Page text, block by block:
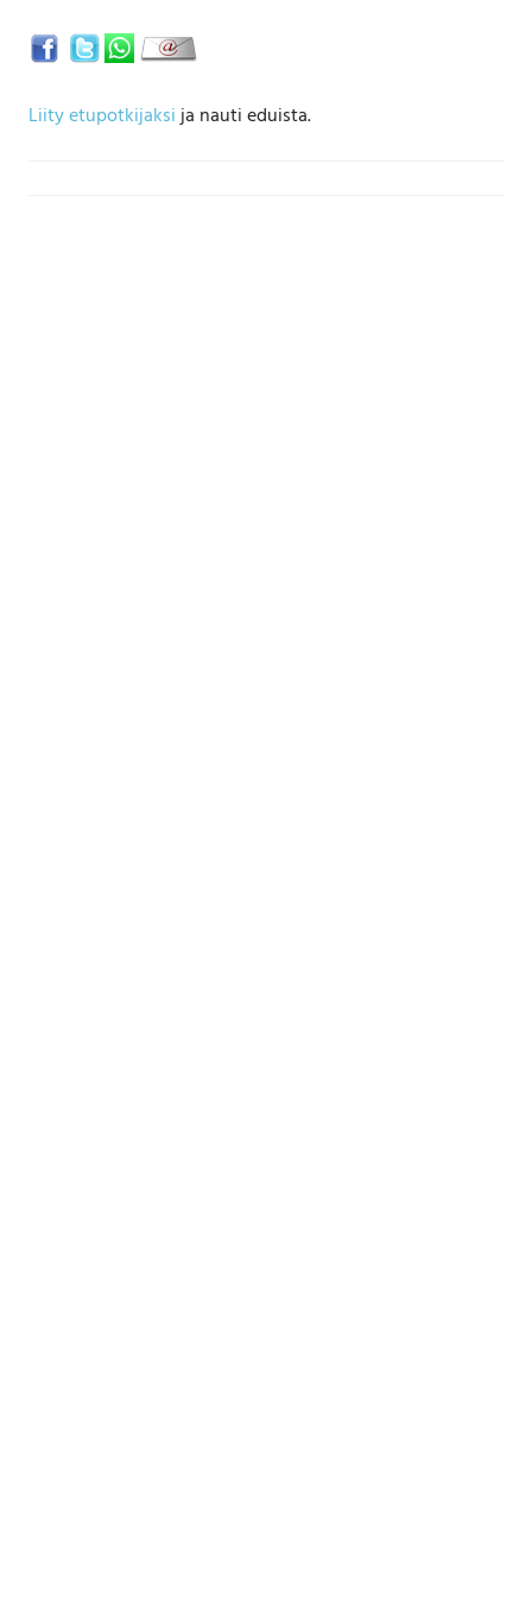
Liity etupotkijaksija nauti eduista.